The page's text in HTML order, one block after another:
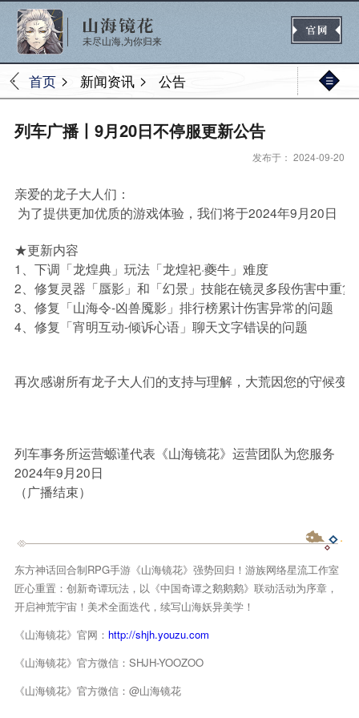
未尽山海,为你归来
首页 > 新闻资讯 > 公告
官网首页
新闻
热门 新手 进阶
列车广播丨9月20日不停服更新公告
发布于： 2024-09-20
亲爱的龙子大人们：
为了提供更加优质的游戏体验，我们将于2024年9月20日
★更新内容
1、下调「龙煌典」玩法「龙煌祀·夔牛」难度
2、修复灵器「蜃影」和「幻景」技能在镜灵多段伤害中重
3、修复「山海令-凶兽魇影」排行榜累计伤害异常的问题
4、修复「宵明互动-倾诉心语」聊天文字错误的问题
再次感谢所有龙子大人们的支持与理解，大荒因您的守候变
列车事务所运营螈谨代表《山海镜花》运营团队为您服务
2024年9月20日
（广播结束）
东方神话回合制RPG手游《山海镜花》强势回归！游族网络星流工作室
匠心重置：创新奇谭玩法，以《中国奇谭之鹅鹅鹅》联动活动为序章，
开启神荒宇宙！美术全面迭代，续写山海妖异美学！
《山海镜花》官网： http://shjh.youzu.com
《山海镜花》官方微信：SHJH-YOOZOO
《山海镜花》官方微信：@山海镜花